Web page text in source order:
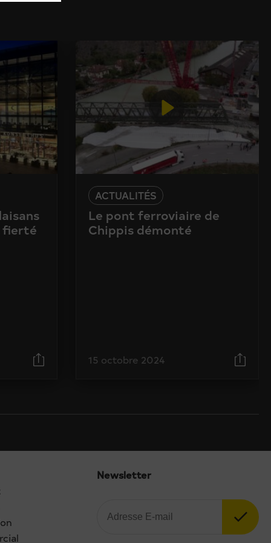
fierté
ACTUALITÉS
Le pont ferroviaire de
Chippis démonté
15 octobre 2024
Newsletter